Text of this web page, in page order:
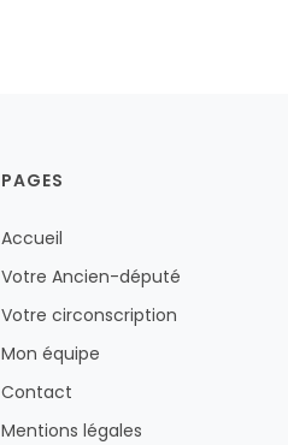
PAGES
Accueil
Votre Ancien-député
Votre circonscription
Mon équipe
Contact
Mentions légales